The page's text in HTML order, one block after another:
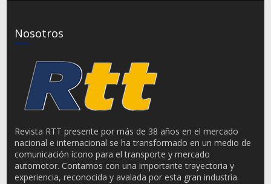
Nosotros
Revista RTT presente por más de 38 años en el mercado
nacional e internacional se ha transformado en un medio de
comunicación ícono para el transporte y mercado
automotor. Contamos con una importante trayectoria y
experiencia, reconocida y avalada por esta gran industria.